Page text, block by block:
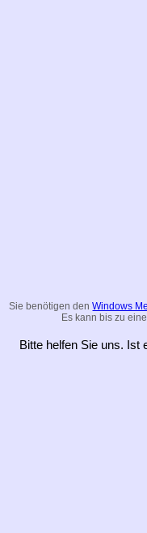
Sie benötigen denWindows
Es kann bis zu
Bitte helfen Sie uns.